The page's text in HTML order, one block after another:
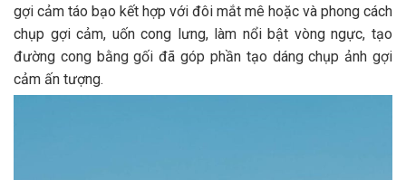
gợi cảm táo bạo kết hợp với đôi mắt mê hoặc và phong cách
chụp gợi cảm, uốn cong lưng, làm nổi bật vòng ngực, tạo
đường cong bằng gối đã góp phần tạo dáng chụp ảnh gợi
cảm ấn tượng.